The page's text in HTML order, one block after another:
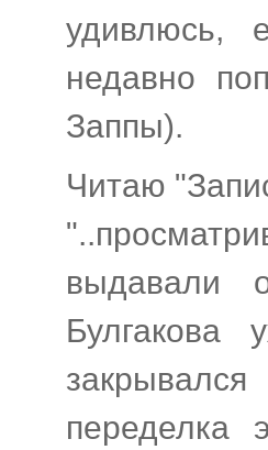
удивлюсь,
недавно
Заппы).
Читаю
выдавали
Булгакова
переделка